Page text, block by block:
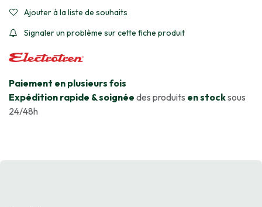
Ajouter à la liste de souhaits
Signaler un problème sur cette fiche produit
​Paiement en plusieurs fois
Expédition rapide & soignée des produits en stocksous
24/48h